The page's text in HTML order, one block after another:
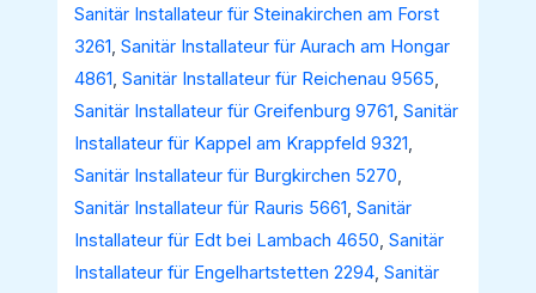
Sanitär Installateur für Steinakirchen am Forst
3261,Sanitär Installateur für Aurach am Hongar
4861,Sanitär Installateur für Reichenau 9565,
Sanitär Installateur für Greifenburg 9761,Sanitär
Installateur für Kappel am Krappfeld 9321,
Sanitär Installateur für Burgkirchen 5270,
Sanitär Installateur für Rauris 5661,Sanitär
Installateur für Edt bei Lambach 4650,Sanitär
Installateur für Engelhartstetten 2294,Sanitär